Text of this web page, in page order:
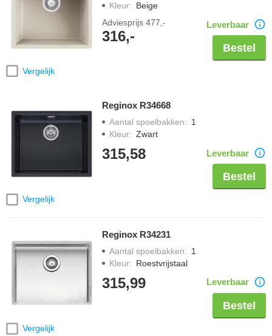
Vergelijk
Kleur: Beige
Adviesprijs 477,-
316,-
Leverbaar
Bestel
Vergelijk
Reginox R34668
Aantal spoelbakken: 1
Kleur: Zwart
315,58 Leverbaar
Bestel
Vergelijk
Reginox R34231
Aantal spoelbakken: 1
Kleur: Roestvrijstaal
315,99 Leverbaar
Bestel